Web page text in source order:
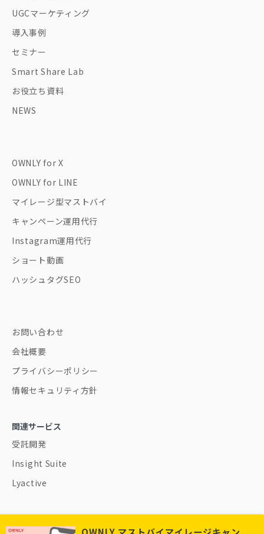
UGCマーケティング
導入事例
セミナー
Smart Share Lab
お役立ち資料
NEWS
OWNLY for X
OWNLY for LINE
マイレージ型マストバイ
キャンペーン運用代行
Instagram運用代行
ショート動画
ハッシュタグSEO
お問い合わせ
会社概要
プライバシーポリシー
情報セキュリティ方針
関連サービス
受託開発
Insight Suite
Lyactive